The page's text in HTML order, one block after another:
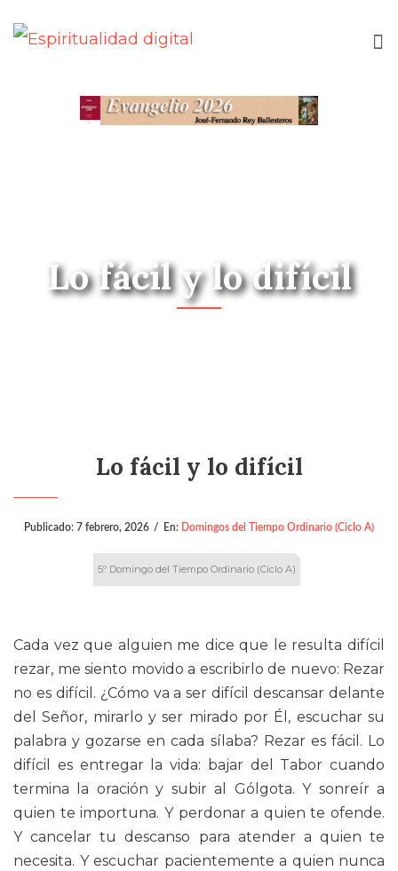
Lo fácil y lo difícil
Lo fácil y lo difícil
Publicado: 7 febrero, 2026 / En: Domingos del Tiempo Ordinario (Ciclo A)
5º Domingo del Tiempo Ordinario (Ciclo A)
Cada vez que alguien me dice que le resulta difícil
rezar, me siento movido a escribirlo de nuevo: Rezar
no es difícil. ¿Cómo va a ser difícil descansar delante
del Señor, mirarlo y ser mirado por Él, escuchar su
palabra y gozarse en cada sílaba? Rezar es fácil. Lo
difícil es entregar la vida: bajar del Tabor cuando
termina la oración y subir al Gólgota. Y sonreír a
quien te importuna. Y perdonar a quien te ofende.
Y cancelar tu descanso para atender a quien te
necesita. Y escuchar pacientemente a quien nunca